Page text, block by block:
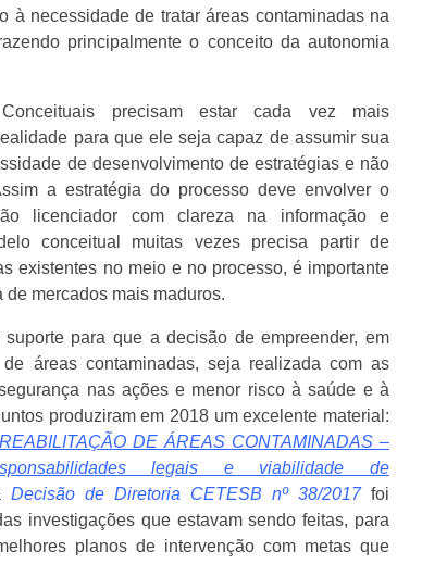
à necessidade de tratar áreas contaminadas na
principalmente o conceito da autonomia
precisam estar cada vez mais
para que ele seja capaz de assumir sua
de desenvolvimento de estratégias e não
a estratégia do processo deve envolver o
licenciador com clareza na informação e
conceitual muitas vezes precisa partir de
existentes no meio e no processo, é importante
mercados mais maduros.
para que a decisão de empreender, em
áreas contaminadas, seja realizada com as
nas ações e menor risco à saúde e à
produziram em 2018 um excelente material:
DE ÁREAS CONTAMINADAS –
legais e viabilidade de
Decisão de Diretoria CETESB nº 38/2017foi
investigações que estavam sendo feitas, para
planos de intervenção com metas que